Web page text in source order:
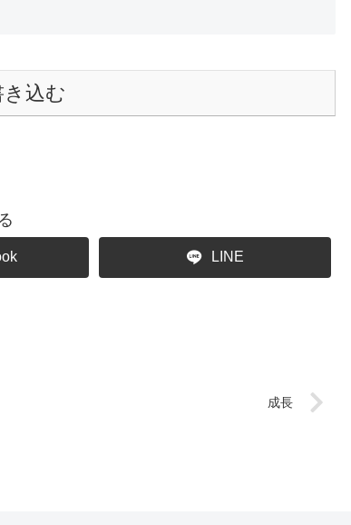
込む
LINE
成長